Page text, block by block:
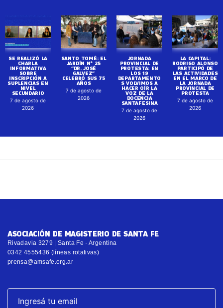
SE REALIZÓ LA
CHARLA
INFORMATIVA
SOBRE
INSCRIPCIÓN A
SUPLENCIAS EN
NIVEL
SECUNDARIO
7 de agosto de
2026
SANTO TOMÉ: EL
JARDÍN N° 25
“DR. JOSÉ
GALVEZ”
CELEBRÓ SUS 75
AÑOS
7 de agosto de
2026
JORNADA
PROVINCIAL DE
PROTESTA: EN
LOS 19
DEPARTAMENTO
S VOLVIMOS A
HACER OÍR LA
VOZ DE LA
DOCENCIA
SANTAFESINA
7 de agosto de
2026
LA CAPITAL:
RODRIGO ALONSO
PARTICIPÓ DE
LAS ACTIVIDADES
EN EL MARCO DE
LA JORNADA
PROVINCIAL DE
PROTESTA
7 de agosto de
2026
ASOCIACIÓN DE MAGISTERIO DE SANTA FE
Rivadavia 3279 | Santa Fe · Argentina
0342 4555436 (líneas rotativas)
prensa@amsafe.org.ar